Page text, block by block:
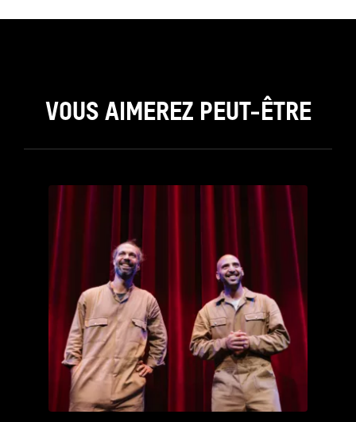
VOUS AIMEREZ PEUT-ÊTRE